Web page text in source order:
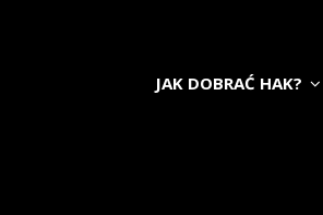
JAK DOBRAĆ HAK?